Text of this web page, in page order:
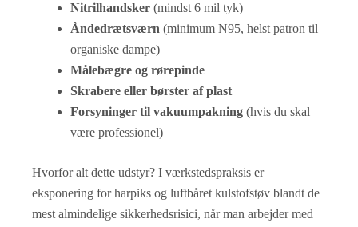
Nitrilhandsker (mindst 6 mil tyk)
Åndedrætsværn (minimum N95, helst patron til
organiske dampe)
Målebægre og rørepinde
Skrabere eller børster af plast
Forsyninger til vakuumpakning (hvis du skal
være professionel)
Hvorfor alt dette udstyr? I værkstedspraksis er
eksponering for harpiks og luftbåret kulstofstøv blandt de
mest almindelige sikkerhedsrisici, når man arbejder med